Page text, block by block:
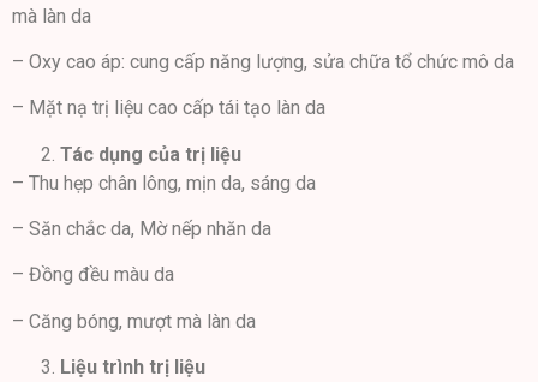
mà làn da
– Oxy cao áp: cung cấp năng lượng, sửa chữa tổ chức mô da
– Mặt nạ trị liệu cao cấp tái tạo làn da
Tác dụng của trị liệu
– Thu hẹp chân lông, mịn da, sáng da
– Săn chắc da, Mờ nếp nhăn da
– Đồng đều màu da
– Căng bóng, mượt mà làn da
Liệu trình trị liệu